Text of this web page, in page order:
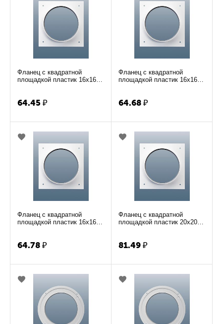
Фланец с квадратной
площадкой пластик 16х16 d-
64.45 ₽
Фланец с квадратной
площадкой пластик 16х16 d-
64.68 ₽
Фланец с квадратной
площадкой пластик 16х16 d-
64.78 ₽
Фланец с квадратной
площадкой пластик 20х20 d-
81.49 ₽